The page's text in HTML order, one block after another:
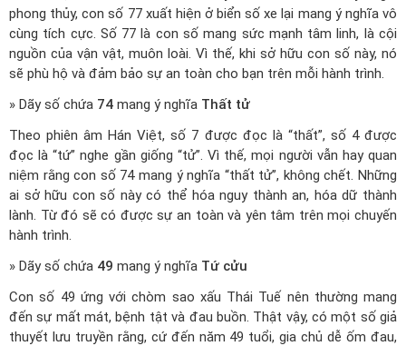
phong thủy, con số 77 xuất hiện ở biển số xe lại mang ý nghĩa vô
cùng tích cực. Số 77 là con số mang sức mạnh tâm linh, là cội
nguồn của vận vật, muôn loài. Vì thế, khi sở hữu con số này, nó
sẽ phù hộ và đảm bảo sự an toàn cho bạn trên mỗi hành trình.
» Dãy số chứa 74 mang ý nghĩa Thất tử
Theo phiên âm Hán Việt, số 7 được đọc là “thất”, số 4 được
đọc là “tứ” nghe gần giống “tử”. Vì thế, mọi người vẫn hay quan
niệm rằng con số 74 mang ý nghĩa “thất tử”, không chết. Những
ai sở hữu con số này có thể hóa nguy thành an, hóa dữ thành
lành. Từ đó sẽ có được sự an toàn và yên tâm trên mọi chuyến
hành trình.
» Dãy số chứa 49 mang ý nghĩa Tứ cửu
Con số 49 ứng với chòm sao xấu Thái Tuế nên thường mang
đến sự mất mát, bệnh tật và đau buồn. Thật vậy, có một số giả
thuyết lưu truyền rằng, cứ đến năm 49 tuổi, gia chủ dễ ốm đau,